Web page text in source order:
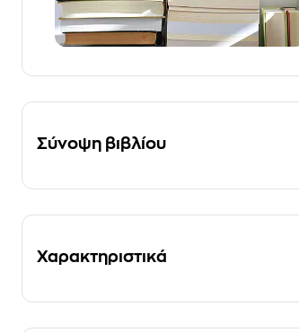
Σύνοψη βιβλίου
Χαρακτηριστικά